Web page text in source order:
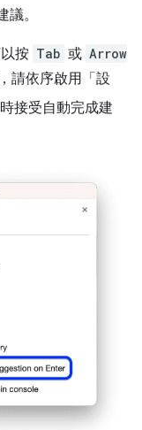
。
按 Tab 或 Arrow
請依序啟用「設
接受自動完成建